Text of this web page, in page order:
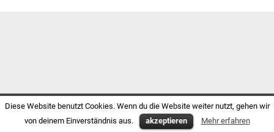
Diese Website benutzt Cookies. Wenn du die Website weiter nutzt, gehen wir
von deinem Einverständnis aus.
akzeptieren Mehr erfahren